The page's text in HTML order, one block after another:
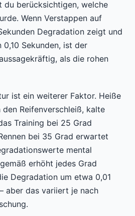
du berücksichtigen, welche
Wenn Verstappen auf
Degradation zeigt und
Sekunden, ist der
als die rohen
ist ein weiterer Faktor. Heiße
den Reifenverschleiß, kalte
Training bei 25 Grad
bei 35 Grad erwartet
mental
erhöht jedes Grad
Degradation um etwa 0,01
aber das variiert je nach